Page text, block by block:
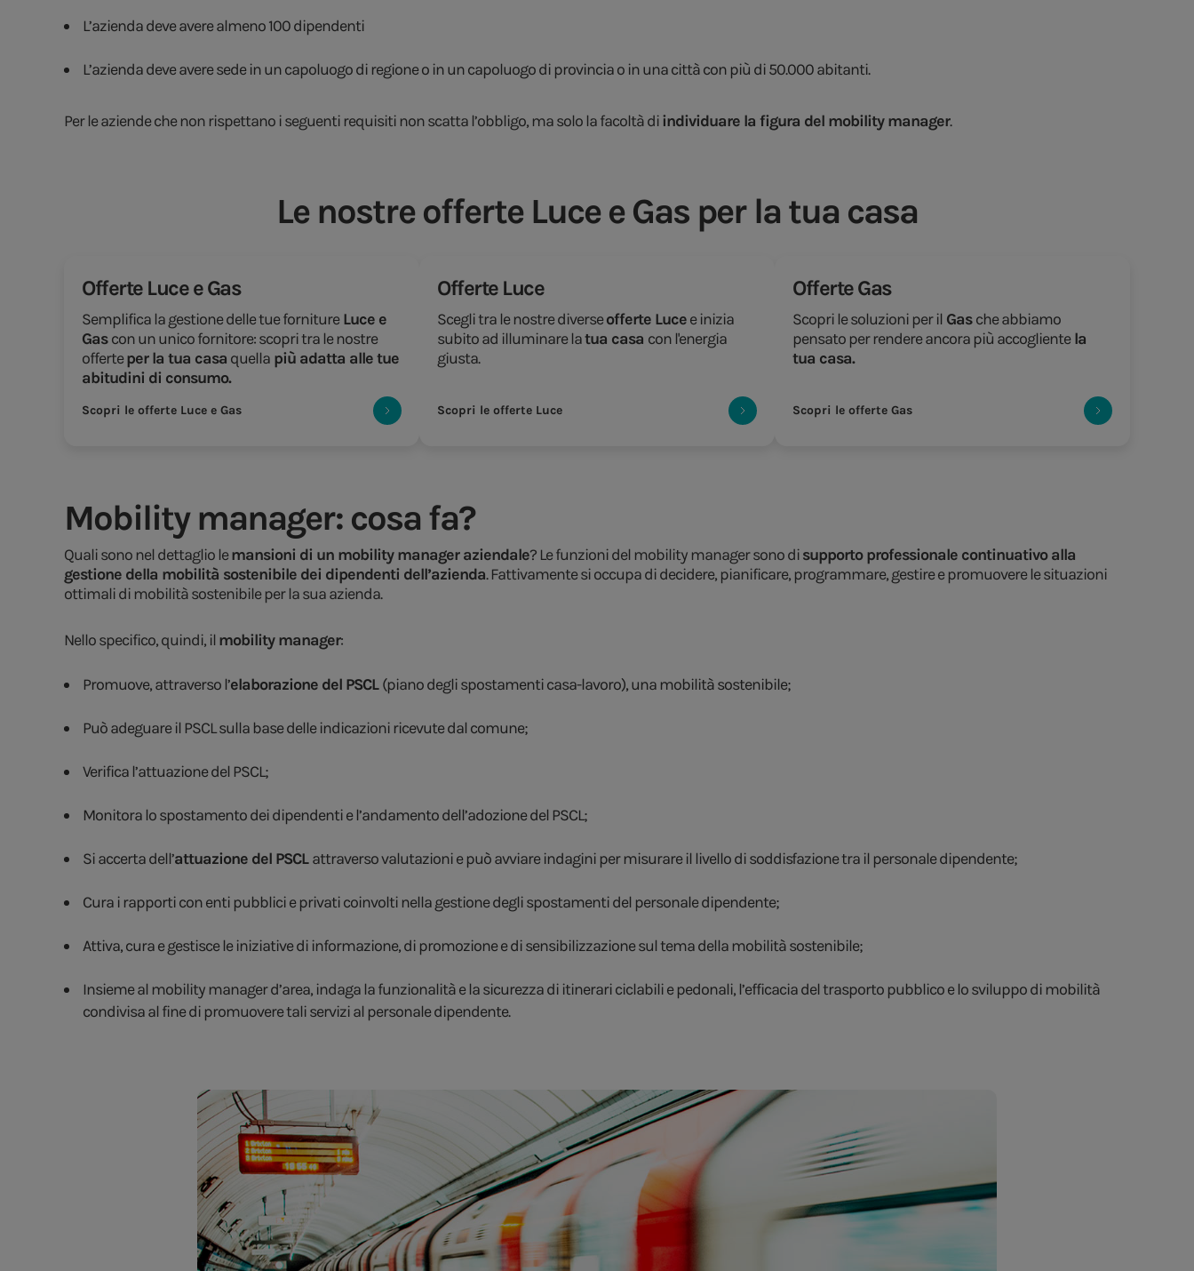
L’azienda deve avere almeno 100 dipendenti
L’azienda deve avere sede in un capoluogo di regione o in un capoluogo di provincia o in una città con più di 50.000 abitanti.
Per le aziende che non rispettano i seguenti requisiti non scatta l’obbligo, ma solo la facoltà diindividuare la figura del mobility manager.
Le nostre offerte Luce e Gas per la tua casa
Offerte Luce e Gas
Semplifica la gestione delle tue fornitureLuce e
Gascon un unico fornitore: scopri tra le nostre
offerteper la tua casa quella più adatta alle tue
abitudini di consumo.
Scopri le offerte Luce e Gas
Offerte Luce
Scegli tra le nostre diverseofferte Lucee inizia
subito ad illuminare latua casa con l'energia
giusta.
Scopri le offerte Luce
Offerte Gas
Scopri le soluzioni per il Gasche abbiamo
pensato per rendere ancora più accoglientela
tua casa.
Scopri le offerte Gas
Mobility manager: cosa fa?
Quali sono nel dettaglio lemansioni di un mobility manager aziendale? Le funzioni del mobility manager sono disupporto professionale continuativo alla
gestione della mobilità sostenibile dei dipendenti dell’azienda. Fattivamente si occupa di decidere, pianificare, programmare, gestire e promuovere le situazioni
ottimali di mobilità sostenibile per la sua azienda.
Nello specifico, quindi, ilmobility manager:
Promuove, attraverso l’elaborazione del PSCL(piano degli spostamenti casa-lavoro), una mobilità sostenibile;
Può adeguare il PSCL sulla base delle indicazioni ricevute dal comune;
Verifica l’attuazione del PSCL;
Monitora lo spostamento dei dipendenti e l’andamento dell’adozione del PSCL;
Si accerta dell’attuazione del PSCLattraverso valutazioni e può avviare indagini per misurare il livello di soddisfazione tra il personale dipendente;
Cura i rapporti con enti pubblici e privati coinvolti nella gestione degli spostamenti del personale dipendente;
Attiva, cura e gestisce le iniziative di informazione, di promozione e di sensibilizzazione sul tema della mobilità sostenibile;
Insieme al mobility manager d’area, indaga la funzionalità e la sicurezza di itinerari ciclabili e pedonali, l’efficacia del trasporto pubblico e lo sviluppo di mobilità
condivisa al fine di promuovere tali servizi al personale dipendente.